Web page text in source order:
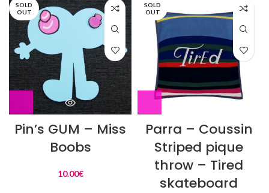
SOLD
OUT
Pin’s GUM – Miss
Boobs
10.00€
SOLD
OUT
Parra – Coussin
Striped pique
throw – Tired
skateboard